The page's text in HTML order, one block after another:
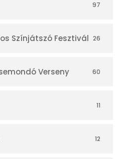
97
Színjátszó Fesztivál 26
Verseny 60
11
12